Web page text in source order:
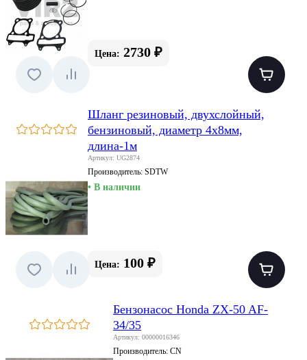
Цена: 2730 ₽
Шланг резиновый, двухслойный,
бензиновый, диаметр 4х8мм,
длина-1м
Артикул: UG2874
Производитель: SDTW
• В наличии
Цена: 100 ₽
Бензонасос Honda ZX-50 AF-
34/35
Артикул: 00000016346
Производитель:CN